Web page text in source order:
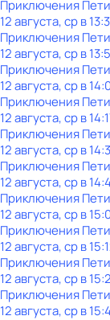
Приключения
12 августа, ср в
Приключения
12 августа, ср в
Приключения
12 августа, ср в
Приключения
12 августа, ср в
Приключения
12 августа, ср в
Приключения
12 августа, ср в
Приключения
12 августа, ср в
Приключения
12 августа, ср в
Приключения
12 августа, ср в
Приключения
12 августа, ср в